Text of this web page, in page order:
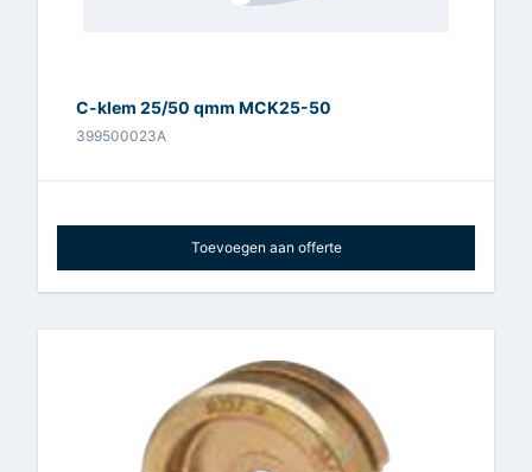
C-klem 25/50 qmm MCK25-50
399500023A
Toevoegen aan offerte